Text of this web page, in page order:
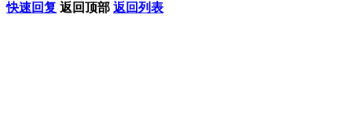
快速回复 返回顶部 返回列表